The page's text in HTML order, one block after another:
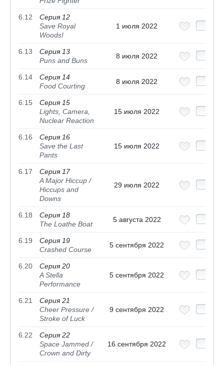
6.12
Серия 12
Save Royal
Woods!
1 июля 2022
6.13
Серия 13
Puns and Buns
8 июля 2022
6.14
Серия 14
Food Courting
8 июля 2022
6.15
Серия 15
Lights, Camera,
Nuclear Reaction
15 июля 2022
6.16
Серия 16
Save the Last
Pants
15 июля 2022
6.17
Серия 17
A Major Hiccup /
Hiccups and
Downs
29 июля 2022
6.18
Серия 18
The Loathe Boat
5 августа 2022
6.19
Серия 19
Crashed Course
5 сентября 2022
6.20
Серия 20
A Stella
Performance
5 сентября 2022
6.21
Серия 21
Cheer Pressure /
Stroke of Luck
9 сентября 2022
6.22
Серия 22
Space Jammed /
Crown and Dirty
16 сентября 2022